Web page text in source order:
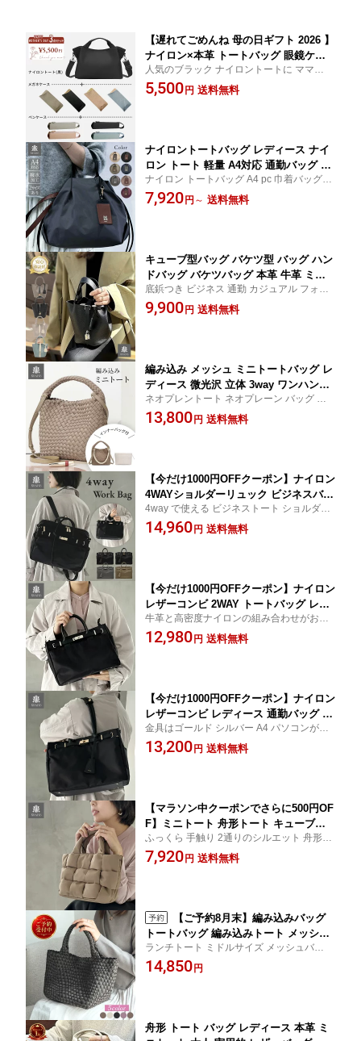
【遅れてごめんね 母の日ギフト 2026 】
ナイロン×本革 トートバッグ 眼鏡ケー
ス ペンケース 3点セット レディース き
れいめ ミニトート ナイロントート A4
人気のブラック ナイロントートに ママの必
需品リーディンググラスケース と同素材の
細長マルチケースがセットになった 母の日
5,500 円 送料無料
ナイロントートバッグ レディース ナイ
ロン トート 軽量 A4対応 通勤バッグ 黒
シンプル 無地 持ち手 革 大容量 巾着型
軽い きれいめ 大人 ショルダー ストラ
ナイロン トートバッグ A4 pc 巾着バッグ き
れいめ 通勤バッグ マザーズバッグ サブバ
ッグ オケージョン 冠婚葬祭 大人 上品 ショ
7,920 円 ～ 送料無料
キューブ型バッグ バケツ型 バッグ ハン
ドバッグ バケツバッグ 本革 牛革 ミニ
トートバッグ レディース バッグ バッグ
インバッグ付 pmサイズ キューブ レザ
底鋲つき ビジネス 通勤 カジュアル フォー
マル 上品 おしゃれ レザーバッグ おすすめ
女性 記念日 高見え 本革バッグ セレモニー
9,900 円 送料無料
編み込み メッシュ ミニトートバッグ レ
ディース 微光沢 立体 3way ワンハンド
ル ミニバッグ ショルダー 斜めがけ 軽
量 上品 きれいめ 軽い カジュアル ハン
ネオプレントート ネオプレーン バッグ お
しゃれ 通勤バッグ レディース 縦 横 サブバ
ッグ ネオプレン バッグ 編み込み バッグ 編
13,800 円 送料無料
【今だけ1000円OFFクーポン】ナイロン
4WAYショルダーリュック ビジネスバッ
グ レディース 大容量 通勤バッグ PC パ
ソコンケース お仕事バッグ ショルダー
4way で使える ビジネストート ショルダー
バッグ リュックサック バックパック 出張
キャリーオン
14,960 円 送料無料
【今だけ1000円OFFクーポン】ナイロン
レザーコンビ 2WAY トートバッグ レデ
ィース 通勤 お仕事 卒業式 入学式 入園
式 保護者会 オケージョン A4サイズ対応
牛革と高密度ナイロンの組み合わせがおし
ゃれ ちょうどよいサイズのきれいめバッグ
12,980 円 送料無料
【今だけ1000円OFFクーポン】ナイロン
レザーコンビ レディース 通勤バッグ ビ
ジネスバッグ トートバッグ A4サイズ対
応 ベルトデザイン ショルダーバッグ 通
金具はゴールド シルバー A4 パソコンが入
る 通勤バッグ お仕事バッグ
13,200 円 送料無料
【マラソン中クーポンでさらに500円OF
F】ミニトート 舟形トート キューブバ
ッグ ナイロン レディース パフィ PADM
A バッグ パデット 編み込み メッシュ
ズ
ふっくら 手触り 2通りのシルエット 舟形ト
ート キューブ型トート さらに斜め掛けでき
るショルダーストラップ付使いやすい ミニ
7,920 円 送料無料
【ご予約8月末】編み込みバッグ
トートバッグ 編み込みトート メッシュ
トートバッグ 編みバッグ レディース 通
勤 軽量 上品 おしゃれ ネオプレーン ネ
MA
ランチトート ミドルサイズ メッシュバッグ
編込み バッグ イントレチャートバッグ ブ
ラック トープ アイスグレー ピンク 人気の
14,850 円
舟形 トート バッグ レディース 本革 ミ